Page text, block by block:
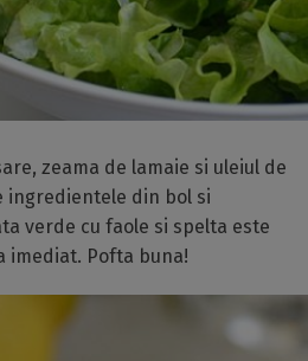
zeama de lamaie si uleiul de
ingredientele din bol si
verde cu faole si spelta este
imediat. Pofta buna!